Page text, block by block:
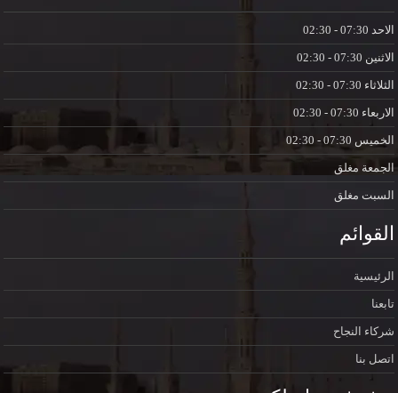
الاحد
الاثنين
الثلاثاء
الاربعاء
الخميس
الجمعة مغلق
السبت مغلق
القوائم
الرئيسية
تابعنا
شركاء النجاح
اتصل بنا